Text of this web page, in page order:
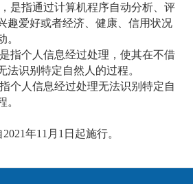
是指通过计算机程序自动分析、评
趣爱好或者经济、健康、信用状况
。
指个人信息经过处理，使其在不借
法识别特定自然人的过程。
个人信息经过处理无法识别特定自
。
年11月1日起施行。